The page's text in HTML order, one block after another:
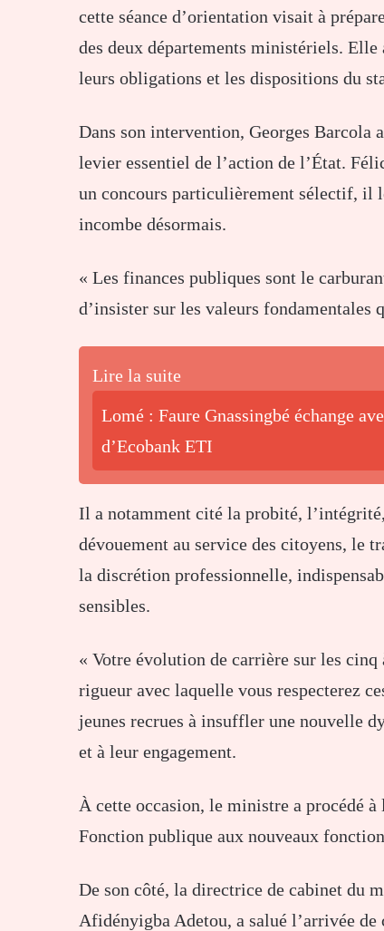
cette séance d’orientation visait à
des deux départements ministériels.
leurs obligations et les dispositions du
Dans son intervention, Georges Barcola
levier essentiel de l’action de l’État.
un concours particulièrement sélectif, il
incombe désormais.
« Les finances publiques sont le
d’insister sur les valeurs
Lire la suite
Lomé : Faure Gnassingbé échange
d’Ecobank ETI
Il a notamment cité la probité,
dévouement au service des citoyens, le
la discrétion professionnelle,
sensibles.
« Votre évolution de carrière sur les
rigueur avec laquelle vous respecterez
jeunes recrues à insuffler une nouvelle
et à leur engagement.
À cette occasion, le ministre a procédé
Fonction publique aux nouveaux
De son côté, la directrice de cabinet du
Afidényigba Adetou, a salué l’arrivée